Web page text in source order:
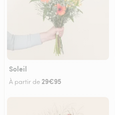
Soleil
À partir de29€95